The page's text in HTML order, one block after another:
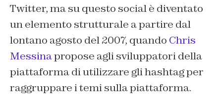
Twitter, ma su questo social è diventato
un elemento strutturale a partire dal
lontano agosto del 2007, quando Chris
Messinapropose agli sviluppatori della
piattaforma di utilizzare gli hashtag per
raggruppare i temi sulla piattaforma.